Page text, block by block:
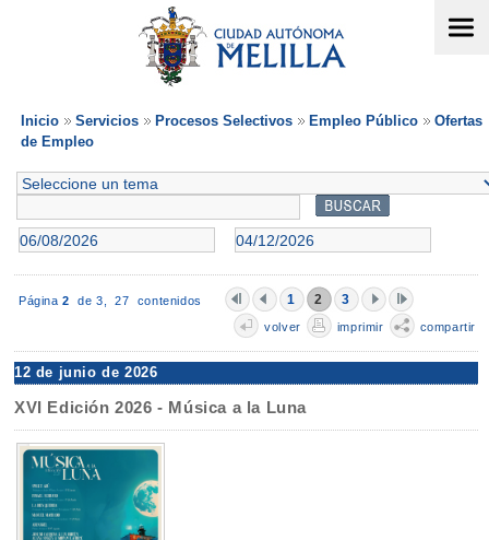
Inicio Servicios Procesos Selectivos Empleo Público
Ofertas
de Empleo
Página 2 de 3,27 contenidos 1 2 3
volver imprimir compartir
12 de junio de 2026
XVI Edición 2026 - Música a la Luna